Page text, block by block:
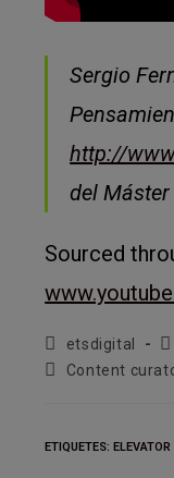
Sergio
http://
del
Sourced
Autor
de
etsdigital
Categoria
Content
ETIQUETES: